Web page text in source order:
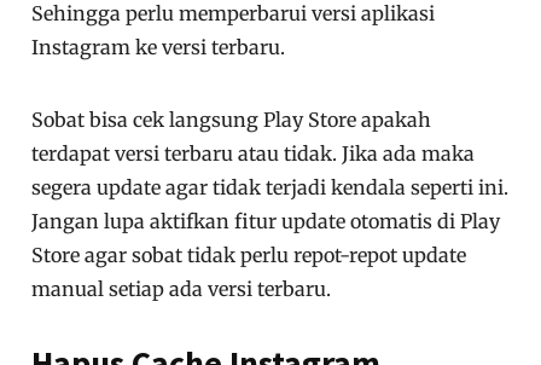
Sehingga perlu memperbarui versi aplikasi
Instagram ke versi terbaru.
Sobat bisa cek langsung Play Store apakah
terdapat versi terbaru atau tidak. Jika ada maka
segera update agar tidak terjadi kendala seperti ini.
Jangan lupa aktifkan fitur update otomatis di Play
Store agar sobat tidak perlu repot-repot update
manual setiap ada versi terbaru.